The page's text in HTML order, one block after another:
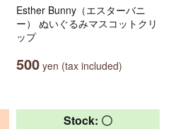
Esther Bunny（エスターバニ
ー） ぬいぐるみマスコットクリ
ップ
500 yen (tax included)
Stock: 〇